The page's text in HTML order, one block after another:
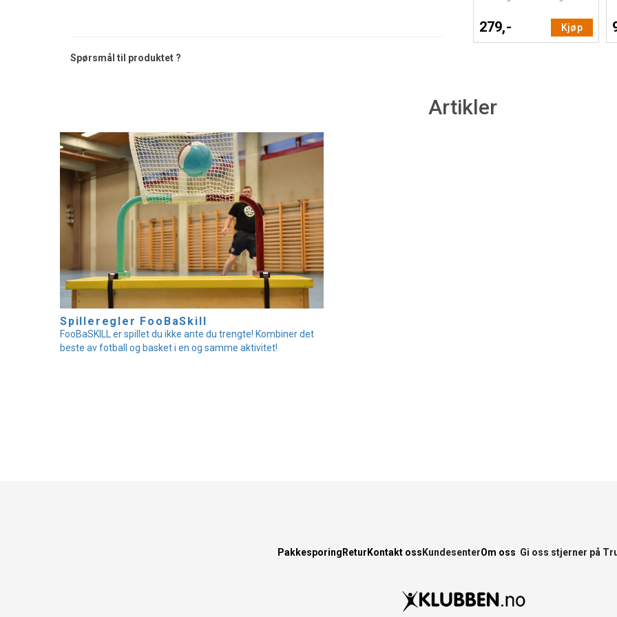
Spørsmål til produktet ?
279,- Kjøp
Artikler
Spilleregler FooBaSkill
FooBaSKILL er spillet du ikke ante du trengte! Kombiner det
beste av fotball og basket i en og samme aktivitet!
Pakkesporing Retur Kontakt oss KundesenterOm oss Gi oss stjerner på